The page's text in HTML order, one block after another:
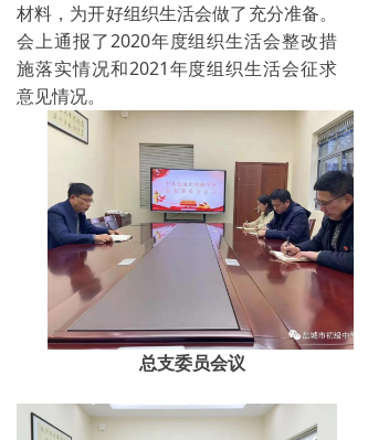
材料，为开好组织生活会做了充分准备。
会上通报了2020年度组织生活会整改措
施落实情况和2021年度组织生活会征求
意见情况。
总支委员会议